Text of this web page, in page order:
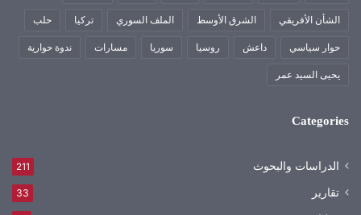
الشأن الأفريقي الشرق الأوسط الملف السوري تركيا حلب
حوار سياسي داعش روسيا سوريا مسارات ندوة حوارية
يحيى السيد عمر
Categories
الدراسات والبحوث 211
تقارير 33